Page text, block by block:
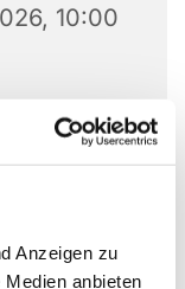
Anzeigen zu
anbieten
10:00